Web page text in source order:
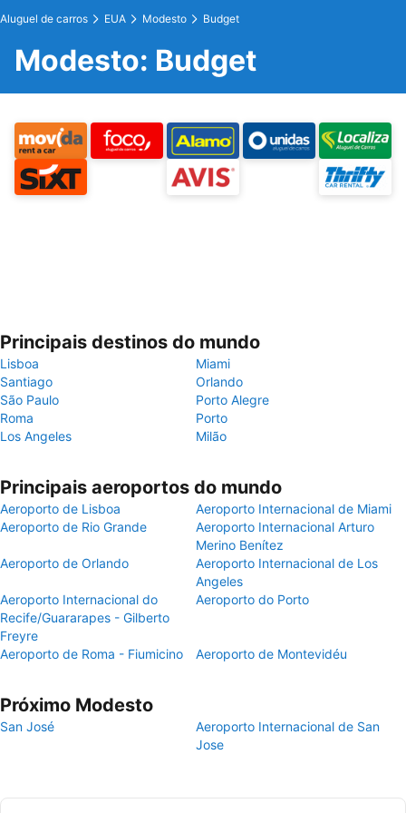
Aluguel de carros EUA Modesto Budget
Modesto: Budget
Principais destinos do mundo
Lisboa
Miami
Santiago
Orlando
São Paulo
Porto Alegre
Roma
Porto
Los Angeles
Milão
Principais aeroportos do mundo
Aeroporto de Lisboa
Aeroporto Internacional de Miami
Aeroporto de Rio Grande
Aeroporto Internacional Arturo
Merino Benítez
Aeroporto de Orlando
Aeroporto Internacional de Los
Angeles
Aeroporto Internacional do
Recife/Guararapes - Gilberto
Freyre
Aeroporto do Porto
Aeroporto de Roma - Fiumicino Aeroporto de Montevidéu
Próximo Modesto
San José
Aeroporto Internacional de San
Jose